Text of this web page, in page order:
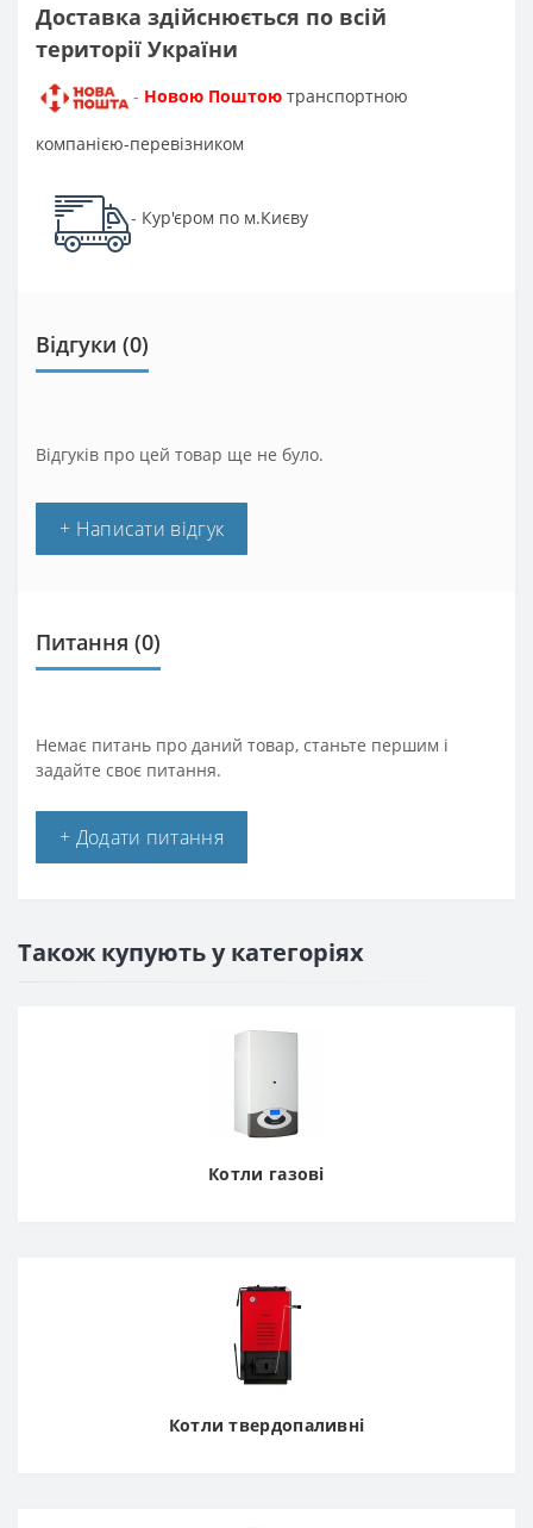
Доставка здійснюється по всій
території України
- Новою Поштою транспортною
компанією-перевізником
- Кур'єром по м.Києву
Відгуки (0)
Відгуків про цей товар ще не було.
+ Написати відгук
Питання (0)
Немає питань про даний товар, станьте першим і
задайте своє питання.
+ Додати питання
Також купують у категоріях
Котли газові
Котли твердопаливні